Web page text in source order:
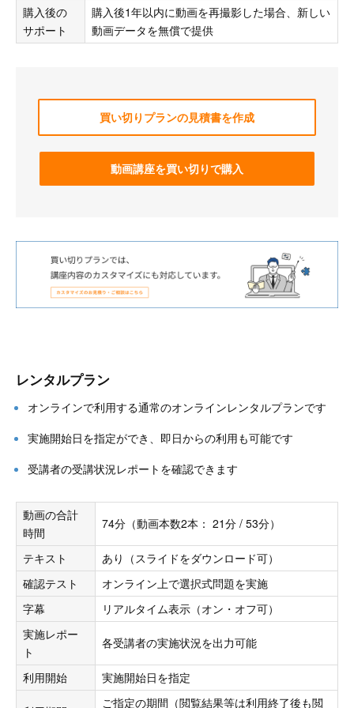
購入後の
サポート
購入後1年以内に動画を再撮影した場合、新しい
動画データを無償で提供
買い切りプランの見積書を作成
動画講座を買い切りで購入
レンタルプラン
オンラインで利用する通常のオンラインレンタルプランです
実施開始日を指定ができ、即日からの利用も可能です
受講者の受講状況レポートを確認できます
動画の合計
時間
74分（動画本数2本： 21分 / 53分）
テキスト
あり（スライドをダウンロード可）
確認テスト
オンライン上で選択式問題を実施
字幕
リアルタイム表示（オン・オフ可）
実施レポー
ト
各受講者の実施状況を出力可能
利用開始 実施開始日を指定
ご指定の期間（閲覧結果等は利用終了後も閲